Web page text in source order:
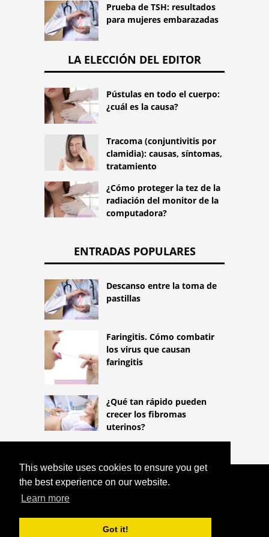
This website uses cookies to ensure you get
the best experience on our website.
Learn more
Got it!
Prueba de TSH: resultados
para mujeres embarazadas
LA ELECCIÓN DEL EDITOR
Pústulas en todo el cuerpo:
¿cuál es la causa?
Tracoma (conjuntivitis por
clamidia): causas, síntomas,
tratamiento
¿Cómo proteger la tez de la
radiación del monitor de la
computadora?
ENTRADAS POPULARES
Descanso entre la toma de
pastillas
Faringitis. Cómo combatir
los virus que causan
faringitis
¿Qué tan rápido pueden
crecer los fibromas
uterinos?
COPYRIGHT 2026
EMBARAZO